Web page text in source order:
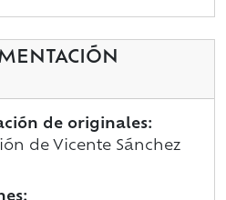
de originales:
de Vicente Sánchez